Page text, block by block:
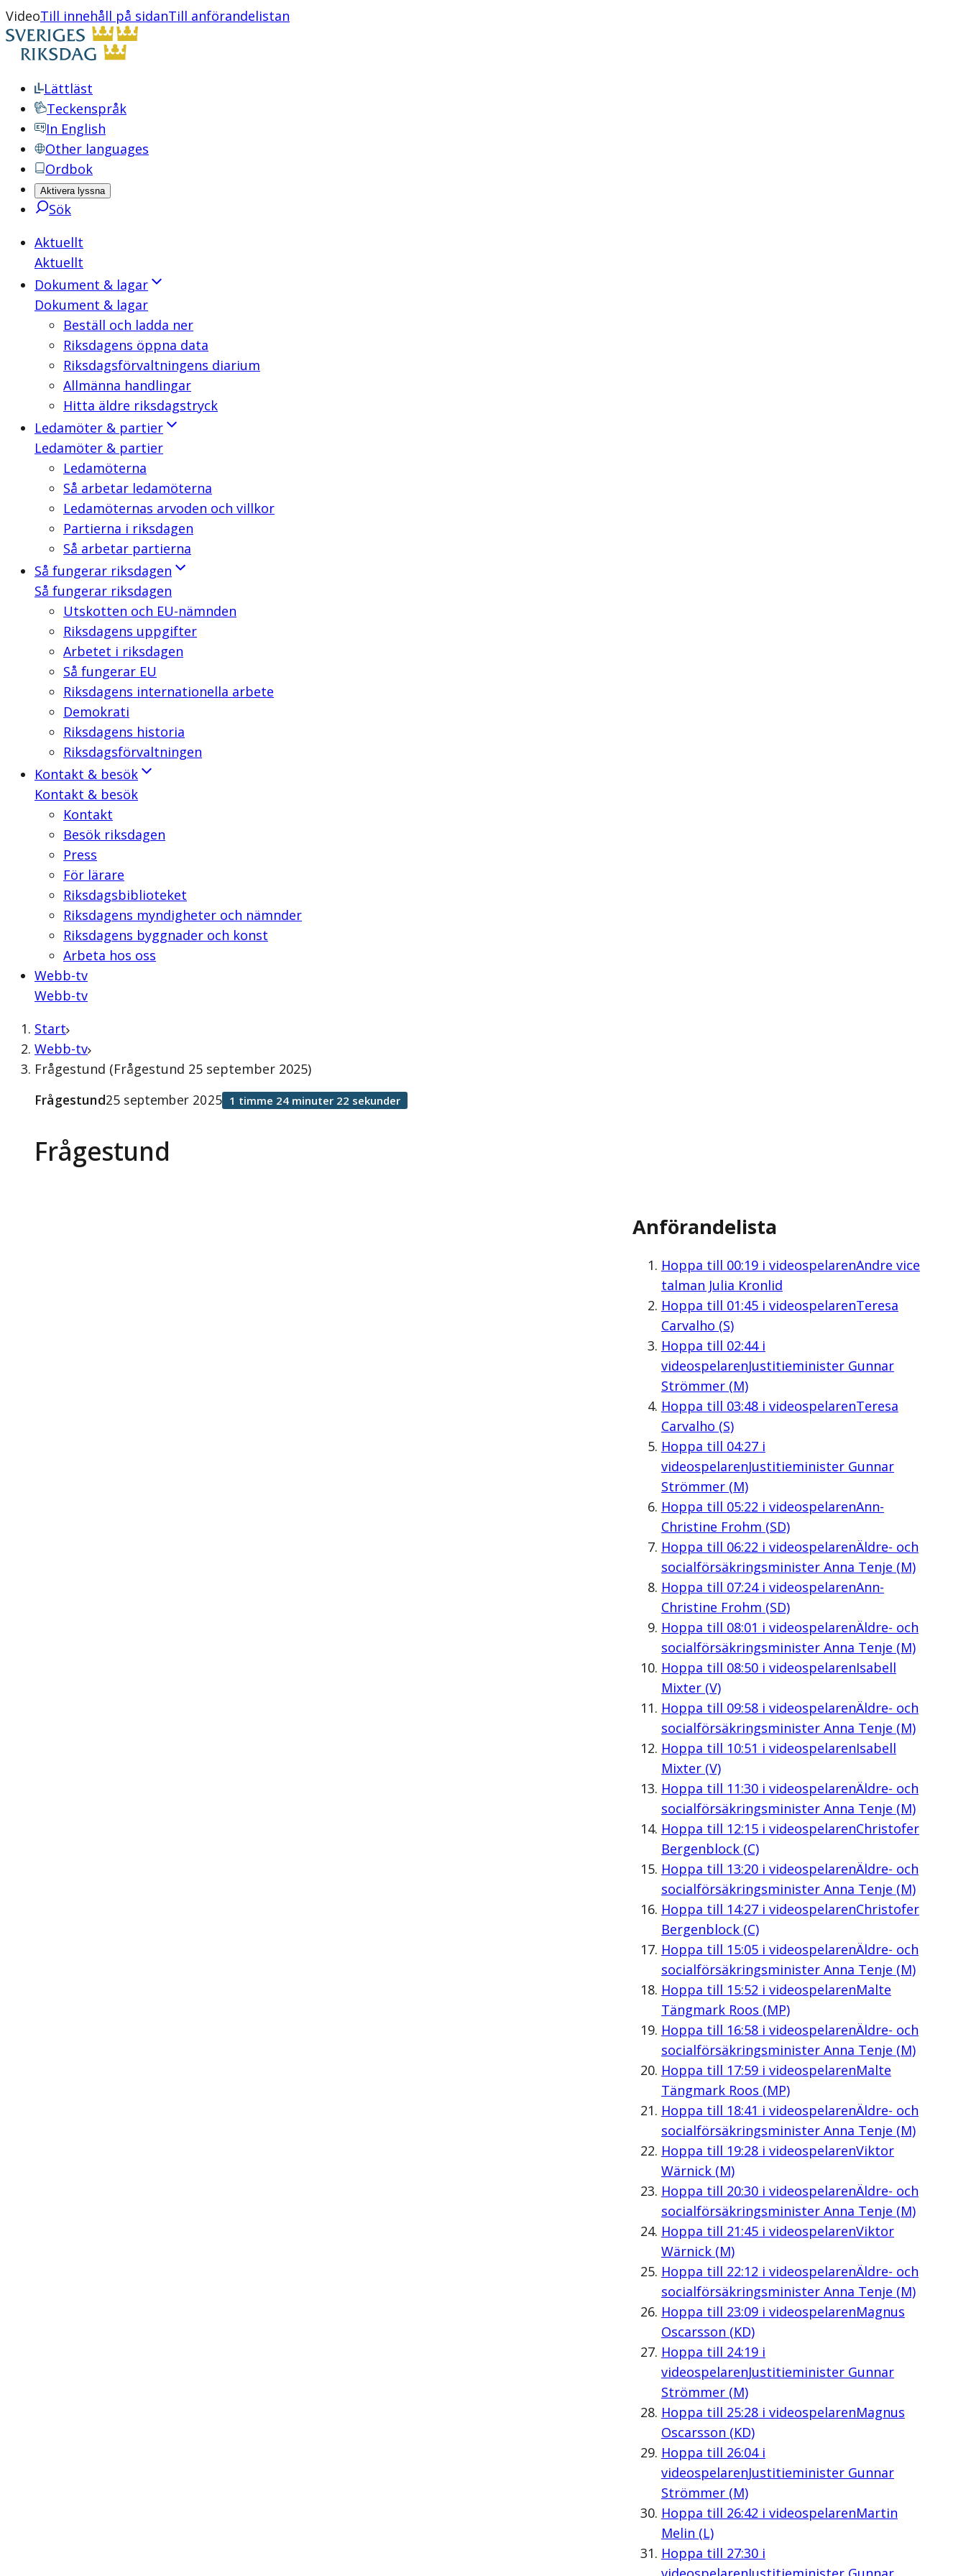
VideoTill innehåll på sidanTill anförandelistan
Lättläst
Teckenspråk
In English
Other languages
Ordbok
Aktivera lyssna
Sök
Aktuellt
Aktuellt
Dokument & lagar
Dokument & lagar
Beställ och ladda ner
Riksdagens öppna data
Riksdagsförvaltningens diarium
Allmänna handlingar
Hitta äldre riksdagstryck
Ledamöter & partier
Ledamöter & partier
Ledamöterna
Så arbetar ledamöterna
Ledamöternas arvoden och villkor
Partierna i riksdagen
Så arbetar partierna
Så fungerar riksdagen
Så fungerar riksdagen
Utskotten och EU-nämnden
Riksdagens uppgifter
Arbetet i riksdagen
Så fungerar EU
Riksdagens internationella arbete
Demokrati
Riksdagens historia
Riksdagsförvaltningen
Kontakt & besök
Kontakt & besök
Kontakt
Besök riksdagen
Press
För lärare
Riksdagsbiblioteket
Riksdagens myndigheter och nämnder
Riksdagens byggnader och konst
Arbeta hos oss
Webb-tv
Webb-tv
Start
Webb-tv
Frågestund (Frågestund 25 september 2025)
Frågestund
Frågestund25 september 2025 1 timme 24 minuter 22 sekunder
Anförandelista
Hoppa till 00:19i videospelarenAndre vice
talman Julia Kronlid
Hoppa till 01:45i videospelarenTeresa
Carvalho (S)
Hoppa till 02:44i
videospelarenJustitieminister Gunnar
Strömmer (M)
Hoppa till 03:48i videospelarenTeresa
Carvalho (S)
Hoppa till 04:27i
videospelarenJustitieminister Gunnar
Strömmer (M)
Hoppa till 05:22 i videospelarenAnn-
Christine Frohm (SD)
Hoppa till 06:22 i videospelarenÄldre- och
socialförsäkringsminister Anna Tenje (M)
Hoppa till 07:24i videospelarenAnn-
Christine Frohm (SD)
Hoppa till 08:01 i videospelarenÄldre- och
socialförsäkringsminister Anna Tenje (M)
Hoppa till 08:50i videospelarenIsabell
Mixter (V)
Hoppa till 09:58i videospelarenÄldre- och
socialförsäkringsminister Anna Tenje (M)
Hoppa till 10:51 i videospelarenIsabell
Mixter (V)
Hoppa till 11:30i videospelarenÄldre- och
socialförsäkringsminister Anna Tenje (M)
Hoppa till 12:15i videospelarenChristofer
Bergenblock (C)
Hoppa till 13:20i videospelarenÄldre- och
socialförsäkringsminister Anna Tenje (M)
Hoppa till 14:27i videospelarenChristofer
Bergenblock (C)
Hoppa till 15:05i videospelarenÄldre- och
socialförsäkringsminister Anna Tenje (M)
Hoppa till 15:52 i videospelarenMalte
Tängmark Roos (MP)
Hoppa till 16:58i videospelarenÄldre- och
socialförsäkringsminister Anna Tenje (M)
Hoppa till 17:59i videospelarenMalte
Tängmark Roos (MP)
Hoppa till 18:41 i videospelarenÄldre- och
socialförsäkringsminister Anna Tenje (M)
Hoppa till 19:28i videospelarenViktor
Wärnick (M)
Hoppa till 20:30i videospelarenÄldre- och
socialförsäkringsminister Anna Tenje (M)
Hoppa till 21:45i videospelarenViktor
Wärnick (M)
Hoppa till 22:12 i videospelarenÄldre- och
socialförsäkringsminister Anna Tenje (M)
Hoppa till 23:09i videospelarenMagnus
Oscarsson (KD)
Hoppa till 24:19i
videospelarenJustitieminister Gunnar
Strömmer (M)
Hoppa till 25:28i videospelarenMagnus
Oscarsson (KD)
Hoppa till 26:04i
videospelarenJustitieminister Gunnar
Strömmer (M)
Hoppa till 26:42 i videospelarenMartin
Melin (L)
Hoppa till 27:30i